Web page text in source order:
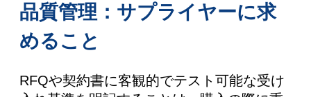
品質管理：サプライヤーに求
めること
RFQや契約書に客観的でテスト可能な受け